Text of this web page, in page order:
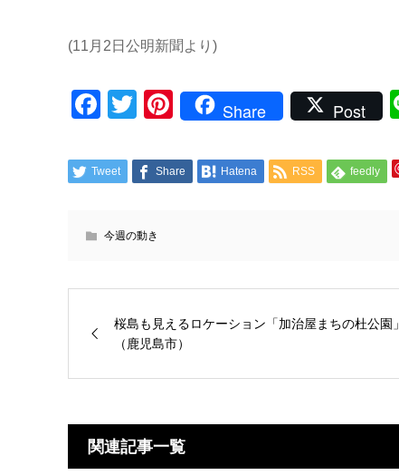
(11月2日公明新聞より)
Facebook
TwitterPinterest
Share Post
Tweet Share Hatena RSS feedly
今週の動き
桜島も見えるロケーション「加治屋まちの杜公園」
（鹿児島市）
関連記事一覧